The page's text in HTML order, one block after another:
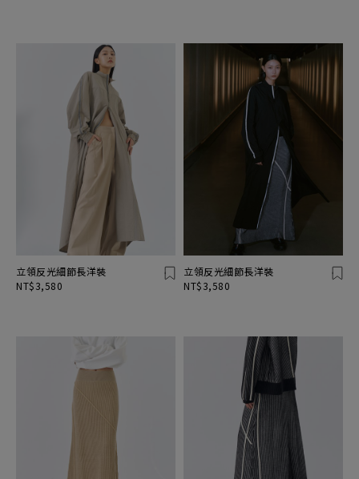
立領反光細節長洋裝
NT$3,580
立領反光細節長洋裝
NT$3,580